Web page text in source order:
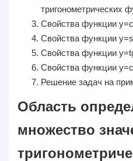
тригонометрических
Свойства функции
Свойства функции
Свойства функции
Свойства функции
Решение задач на
Область
множество